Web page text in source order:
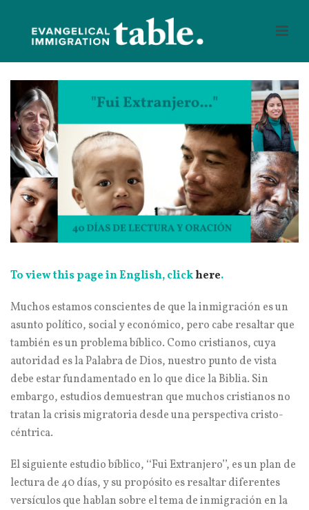
To view this page in English, clickhere.
Muchos estamos conscientes de que la inmigración es un
asunto político, social y económico, pero cabe resaltar que
también es un problema bíblico. Como cristianos, cuya
autoridad es la Palabra de Dios, nuestro punto de vista
debe estar fundamentado en lo que dice la Biblia. Sin
embargo, estudios demuestran que muchos cristianos no
tratan la crisis migratoria desde una perspectiva cristo-
céntrica.
El siguiente estudio bíblico, ‘‘Fui Extranjero’’, es un plan de
lectura de 40 días, y su propósito es resaltar diferentes
versículos que hablan sobre el tema de inmigración en la